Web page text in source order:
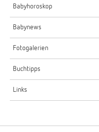
Babyhoroskop
Babynews
Fotogalerien
Buchtipps
Links